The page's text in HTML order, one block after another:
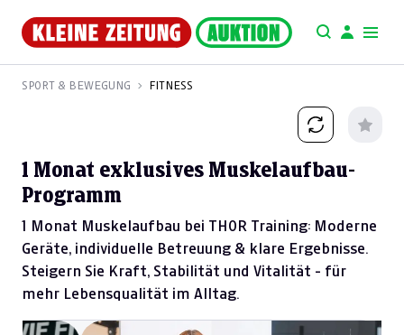
SPORT & BEWEGUNG FITNESS
1 Monat exklusives Muskelaufbau-
Programm
1 Monat Muskelaufbau bei THOR Training: Moderne
Geräte, individuelle Betreuung & klare Ergebnisse.
Steigern Sie Kraft, Stabilität und Vitalität - für
mehr Lebensqualität im Alltag.